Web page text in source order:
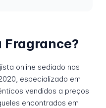
Fragrance?
online sediado nos
especializado em
vendidos a preços
encontrados em